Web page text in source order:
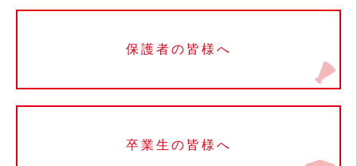
保護者の皆様へ
卒業生の皆様へ